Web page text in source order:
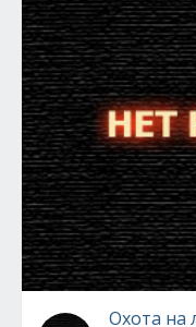
Охота на